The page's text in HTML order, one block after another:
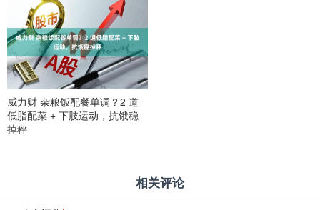
威力财 杂粮饭配餐单调？2 道
低脂配菜 + 下肢运动，抗饿稳
掉秤
相关评论